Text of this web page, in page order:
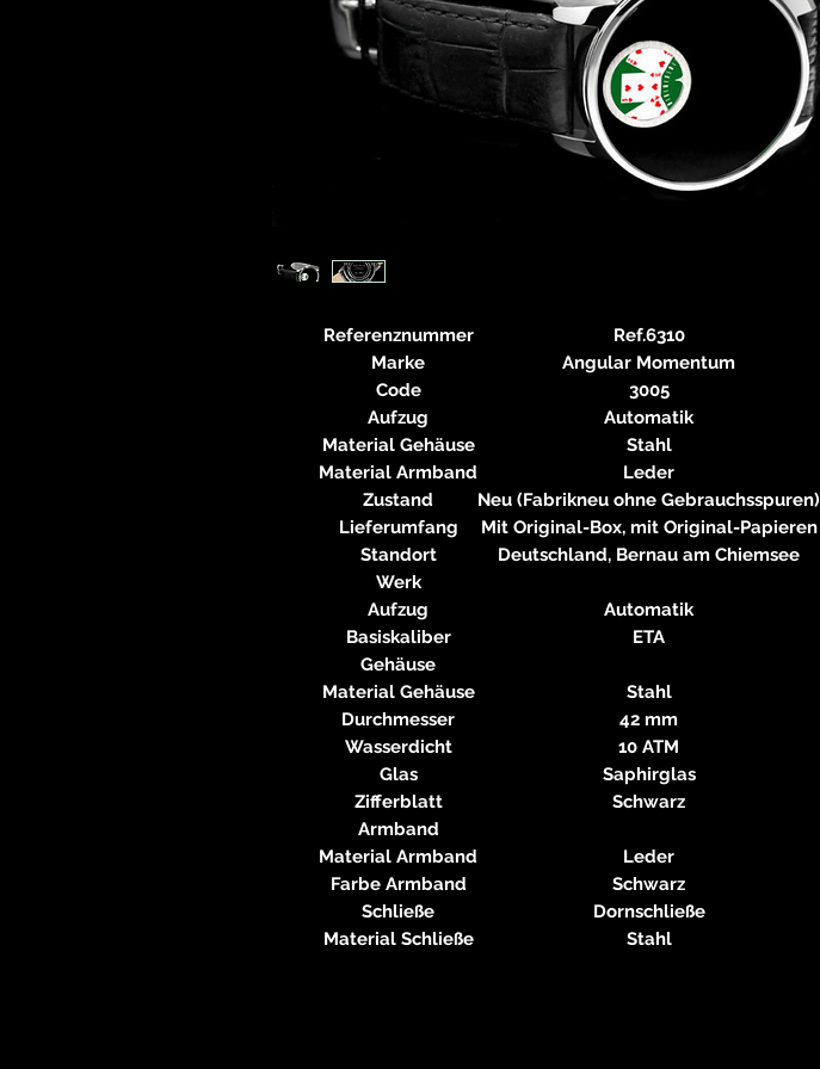
Referenznummer
Ref.6310
Marke
Angular Momentum
Code
3005
Aufzug
Automatik
Material Gehäuse
Stahl
Material Armband
Leder
Zustand
Neu (Fabrikneu ohne Gebrauchsspuren)
Lieferumfang
Mit Original-Box, mit Original-Papieren
Standort
Deutschland, Bernau am Chiemsee
Werk
Aufzug
Automatik
Basiskaliber
ETA
Gehäuse
Material Gehäuse
Stahl
Durchmesser
42 mm
Wasserdicht
10 ATM
Glas
Saphirglas
Zifferblatt
Schwarz
Armband
Material Armband
Leder
Farbe Armband
Schwarz
Schließe
Dornschließe
Material Schließe
Stahl